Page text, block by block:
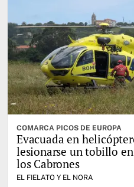
COMARCA PICOS DE EUROPA
Evacuada en
lesionarse un tobillo
los Cabrones
EL FIELATO Y EL NORA